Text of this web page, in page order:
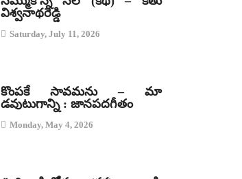
విశ్వనాథరెడ్డి
Saturday, July 11, 2026
కొంపకే సావమను – మా
డవుటుగాన్ని : జానపదగీతం
Monday, May 4, 2026